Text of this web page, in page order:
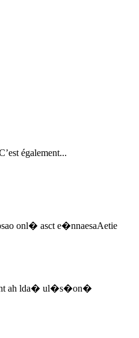
également...
onl� asct e�nnaesaAetie
ah lda� ul�s�on�